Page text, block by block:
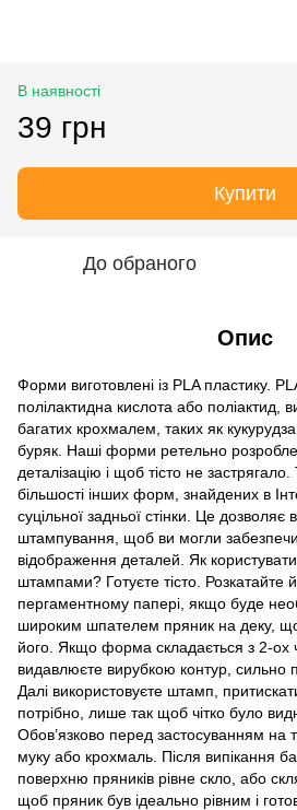
В наявності
39 грн
Купити
До обраного
Опис
Форми виготовлені із PLA пластику.
полілактидна кислота або поліактид,
багатих крохмалем, таких як
буряк. Наші форми ретельно
деталізацію і щоб тісто не застрягало.
більшості інших форм, знайдених в
суцільної задньої стінки. Це дозволяє
штампування, щоб ви могли
відображення деталей. Як
штампами? Готуєте тісто.
пергаментному папері, якщо буде
широким шпателем пряник на деку,
його. Якщо форма складається з 2-ох
видавлюєте вирубкою контур, сильно
Далі використовуєте штамп,
потрібно, лише так щоб чітко було
Обов’язково перед застосуванням на
муку або крохмаль. Після випікання
поверхню пряників рівне скло, або
щоб пряник був ідеально рівним і